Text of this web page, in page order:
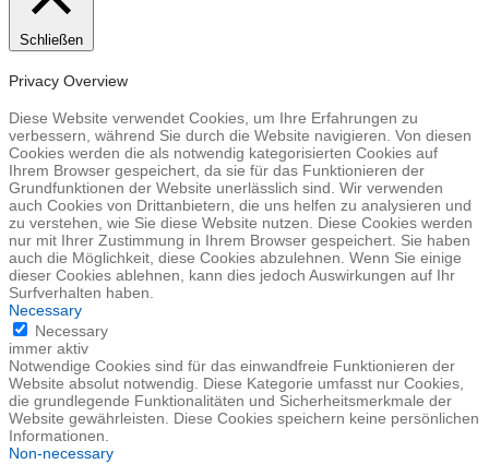
Schließen
Privacy Overview
Diese Website verwendet Cookies, um Ihre Erfahrungen zu
verbessern, während Sie durch die Website navigieren. Von diesen
Cookies werden die als notwendig kategorisierten Cookies auf
Ihrem Browser gespeichert, da sie für das Funktionieren der
Grundfunktionen der Website unerlässlich sind. Wir verwenden
auch Cookies von Drittanbietern, die uns helfen zu analysieren und
zu verstehen, wie Sie diese Website nutzen. Diese Cookies werden
nur mit Ihrer Zustimmung in Ihrem Browser gespeichert. Sie haben
auch die Möglichkeit, diese Cookies abzulehnen. Wenn Sie einige
dieser Cookies ablehnen, kann dies jedoch Auswirkungen auf Ihr
Surfverhalten haben.
Necessary
Necessary
immer aktiv
Notwendige Cookies sind für das einwandfreie Funktionieren der
Website absolut notwendig. Diese Kategorie umfasst nur Cookies,
die grundlegende Funktionalitäten und Sicherheitsmerkmale der
Website gewährleisten. Diese Cookies speichern keine persönlichen
Informationen.
Non-necessary